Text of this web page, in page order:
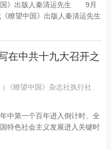
国》出版人秦清运先生 9月
瞭望中国》出版人秦清运先生
中共十九大召开之
《瞭望中国》杂志社执行社
第一个百年进入倒计时、全
特色社会主义发展进入关键时